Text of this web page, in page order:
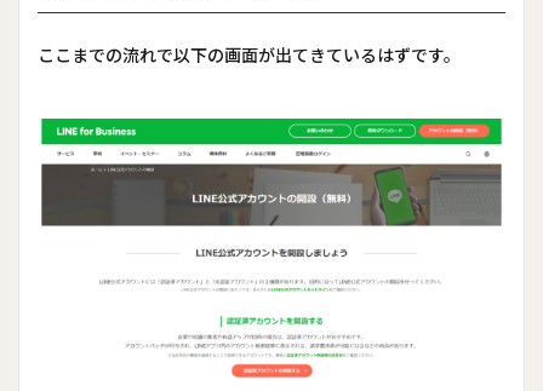
ここまでの流れで以下の画面が出てきているはずです。